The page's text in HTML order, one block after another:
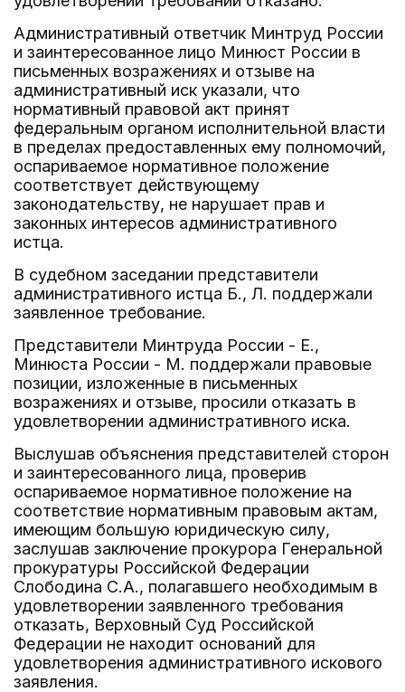
Административный ответчик Минтруд России
и заинтересованное лицо Минюст России в
письменных возражениях и отзыве на
административный иск указали, что
нормативный правовой акт принят
федеральным органом исполнительной власти
в пределах предоставленных ему полномочий,
оспариваемое нормативное положение
соответствует действующему
законодательству, не нарушает прав и
законных интересов административного
истца.
В судебном заседании представители
административного истца Б., Л. поддержали
заявленное требование.
Представители Минтруда России - Е.,
Минюста России - М. поддержали правовые
позиции, изложенные в письменных
возражениях и отзыве, просили отказать в
удовлетворении административного иска.
Выслушав объяснения представителей сторон
и заинтересованного лица, проверив
оспариваемое нормативное положение на
соответствие нормативным правовым актам,
имеющим большую юридическую силу,
заслушав заключение прокурора Генеральной
прокуратуры Российской Федерации
Слободина С.А., полагавшего необходимым в
удовлетворении заявленного требования
отказать, Верховный Суд Российской
Федерации не находит оснований для
удовлетворения административного искового
заявления.